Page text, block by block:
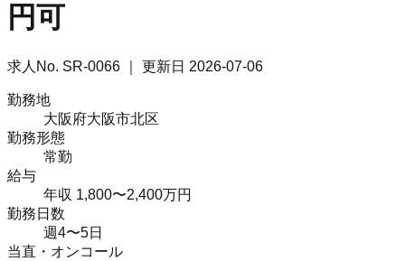
円可
求人No. SR-0066 ｜ 更新日 2026-07-06
勤務地
大阪府大阪市北区
勤務形態
常勤
給与
年収 1,800〜2,400万円
勤務日数
週4〜5日
当直・オンコール